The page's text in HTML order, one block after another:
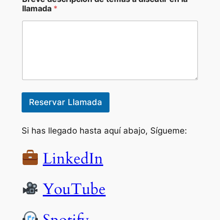
llamada *
Reservar Llamada
Si has llegado hasta aquí abajo, Sígueme:
LinkedIn
YouTube